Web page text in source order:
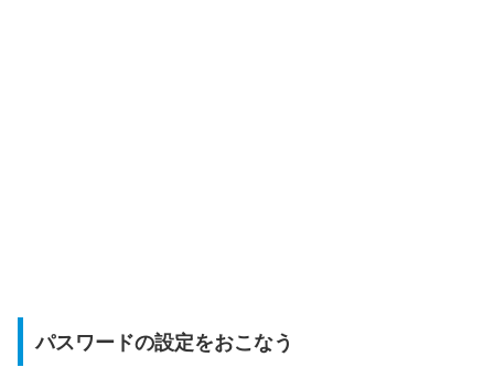
パスワードの設定をおこなう